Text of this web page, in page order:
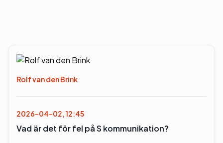
Rolf van den Brink
2026-04-02, 12:45
Vad är det för fel på S kommunikation?